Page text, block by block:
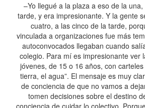
–Yo llegué a la plaza a eso de la
tarde, y era impresionante. Y la gente
cuatro, a las cinco de la tarde,
vinculada a organizaciones fue más
autoconvocados llegaban cuando
colegio. Para mí es impresionante ver
jóvenes, de 15 o 16 años, con
tierra, el agua”. El mensaje es muy
de conciencia de que no vamos a
tomen decisiones sobre el destino
conciencia de cuidar lo colectivo.